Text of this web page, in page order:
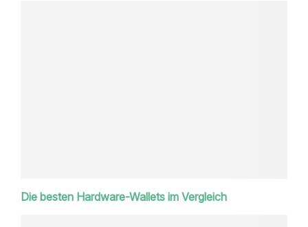
Die besten Hardware-Wallets im Vergleich